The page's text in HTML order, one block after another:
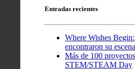
Entradas recientes
Where Wishes
encontraron su
Más de 100
STEM/STEAM Day